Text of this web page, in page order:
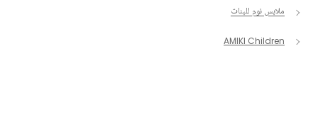
ملابس نوم للبنات
AMIKI Children